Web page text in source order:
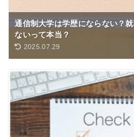
通信制大学は学歴にならない？
ないって本当？
2025.07.29